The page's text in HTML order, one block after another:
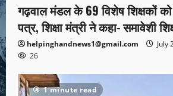
गढ़वाल मंडल के 69 विशेष शिक्षकों को
पत्र, शिक्षा मंत्री ने कहा- समावेशी
helpinghandnews1@gmail.com July
26
1 minute read